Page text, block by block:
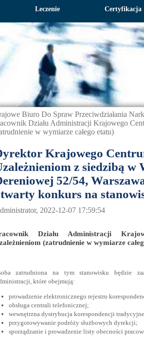
Leczenie Certyfikacja
Biuro Do Spraw Przeciwdziałania
Działu Administracji Krajowego
w wymiarze całego etatu)
Krajowego
z siedzibą w
52/54,
konkurs na
2022-12-07 17:59:54
Działu Administracji
(zatrudnienie w wymiarze
zatrudniona na tym stanowisku będzie
które obejmują:
prowadzenie elektronicznego rejestru
obsługa centrali telefonicznej;
wewnętrzna dystrybucja korespondencji
przygotowywanie podróży służbowych dyrekcji;
sporządzanie i prowadzenie listy obecności